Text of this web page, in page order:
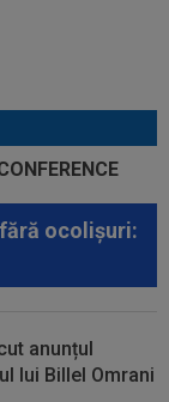
fără ocolișuri:
anunțul
lui Billel Omrani